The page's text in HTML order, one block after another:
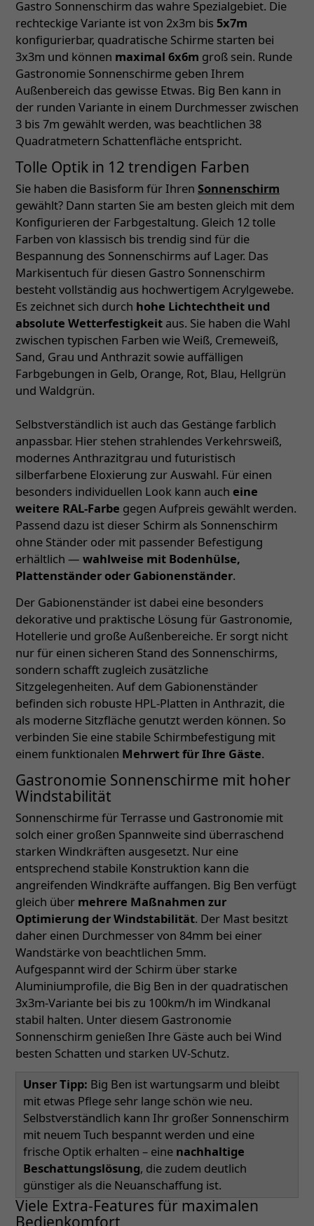
Gastro Sonnenschirm das wahre Spezialgebiet. Die
rechteckige Variante ist von 2x3m bis 5x7m
konfigurierbar, quadratische Schirme starten bei
3x3m und können maximal 6x6m groß sein. Runde
Gastronomie Sonnenschirme geben Ihrem
Außenbereich das gewisse Etwas. Big Ben kann in
der runden Variante in einem Durchmesser zwischen
3 bis 7m gewählt werden, was beachtlichen 38
Quadratmetern Schattenfläche entspricht.
Tolle Optik in 12 trendigen Farben
Sie haben die Basisform für Ihren Sonnenschirm
gewählt? Dann starten Sie am besten gleich mit dem
Konfigurieren der Farbgestaltung. Gleich 12 tolle
Farben von klassisch bis trendig sind für die
Bespannung des Sonnenschirms auf Lager. Das
Markisentuch für diesen Gastro Sonnenschirm
besteht vollständig aus hochwertigem Acrylgewebe.
Es zeichnet sich durch hohe Lichtechtheit und
absolute Wetterfestigkeit aus. Sie haben die Wahl
zwischen typischen Farben wie Weiß, Cremeweiß,
Sand, Grau und Anthrazit sowie auffälligen
Farbgebungen in Gelb, Orange, Rot, Blau, Hellgrün
und Waldgrün.
Selbstverständlich ist auch das Gestänge farblich
anpassbar. Hier stehen strahlendes Verkehrsweiß,
modernes Anthrazitgrau und futuristisch
silberfarbene Eloxierung zur Auswahl. Für einen
besonders individuellen Look kann auch eine
weitere RAL-Farbe gegen Aufpreis gewählt werden.
Passend dazu ist dieser Schirm als Sonnenschirm
ohne Ständer oder mit passender Befestigung
erhältlich — wahlweise mit Bodenhülse,
Plattenständer oder Gabionenständer.
Der Gabionenständer ist dabei eine besonders
dekorative und praktische Lösung für Gastronomie,
Hotellerie und große Außenbereiche. Er sorgt nicht
nur für einen sicheren Stand des Sonnenschirms,
sondern schafft zugleich zusätzliche
Sitzgelegenheiten. Auf dem Gabionenständer
befinden sich robuste HPL-Platten in Anthrazit, die
als moderne Sitzfläche genutzt werden können. So
verbinden Sie eine stabile Schirmbefestigung mit
einem funktionalen Mehrwert für Ihre Gäste.
Gastronomie Sonnenschirme mit hoher
Windstabilität
Sonnenschirme für Terrasse und Gastronomie mit
solch einer großen Spannweite sind überraschend
starken Windkräften ausgesetzt. Nur eine
entsprechend stabile Konstruktion kann die
angreifenden Windkräfte auffangen. Big Ben verfügt
gleich über mehrere Maßnahmen zur
Optimierung der Windstabilität. Der Mast besitzt
daher einen Durchmesser von 84mm bei einer
Wandstärke von beachtlichen 5mm.
Aufgespannt wird der Schirm über starke
Aluminiumprofile, die Big Ben in der quadratischen
3x3m-Variante bei bis zu 100km/h im Windkanal
stabil halten. Unter diesem Gastronomie
Sonnenschirm genießen Ihre Gäste auch bei Wind
besten Schatten und starken UV-Schutz.
Unser Tipp: Big Ben ist wartungsarm und bleibt
mit etwas Pflege sehr lange schön wie neu.
Selbstverständlich kann Ihr großer Sonnenschirm
mit neuem Tuch bespannt werden und eine
frische Optik erhalten – eine nachhaltige
Beschattungslösung, die zudem deutlich
günstiger als die Neuanschaffung ist.
Viele Extra-Features für maximalen
Bedienkomfort